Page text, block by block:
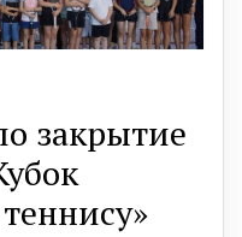
закрытие